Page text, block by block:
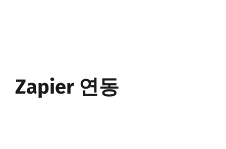
Zapier 연동